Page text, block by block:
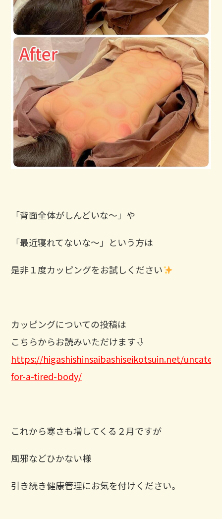
「背面全体がしんどいな～」や
「最近寝れてないな～」という方は
是非１度カッピングをお試しください
カッピングについての投稿は
こちらからお読みいただけます⇩
https://higashishinsaibashiseikotsuin.net/
for-a-tired-body/
これから寒さも増してくる２月ですが
風邪などひかない様
引き続き健康管理にお気を付けください。